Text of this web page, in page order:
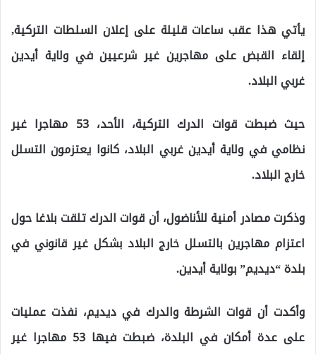
يأتي هذا عقب ساعات قليلة على إعلان السلطات التركية,
إلقاء القبض على مهاجرين غير شرعيين في ولاية أيدين
غربي البلاد.
حيث ضبطت قوات الدرك التركية، الأحد، 53 مهاجرا غير
نظامي في ولاية أيدين غربي البلاد، كانوا يعتزمون التسلل
خارج البلاد.
وذكرت مصادر أمنية للأناضول، أن قوات الدرك تلقت بلاغا حول
اعتزام مهاجرين بالتسلل خارج البلاد بشكل غير قانوني في
بلدة “ديديم” بولاية أيدين.
وأكدت أن قوات الشرطة والدرك في ديديم، نفذت عمليات
على عدة أمكان في البلدة، ضبطت فيها 53 مهاجرا غير